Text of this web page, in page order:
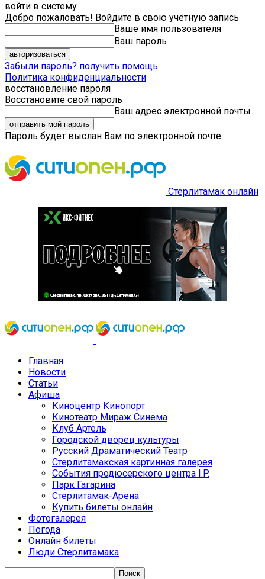
войти в систему
Добро пожаловать! Войдите в свою учётную запись
Ваше имя пользователя
Ваш пароль
Забыли пароль? получить помощь
Политика конфиденциальности
восстановление пароля
Восстановите свой пароль
Ваш адрес электронной почты
Пароль будет выслан Вам по электронной почте.
Стерлитамак онлайн
Главная
Новости
Статьи
Афиша
Киноцентр Кинопорт
Кинотеатр Мираж Синема
Клуб Артель
Городской дворец культуры
Русский Драматический Театр
Стерлитамакская картинная галерея
События продюсерского центра I.P.
Парк Гагарина
Стерлитамак-Арена
Купить билеты онлайн
Фотогалерея
Погода
Онлайн билеты
Люди Стерлитамака